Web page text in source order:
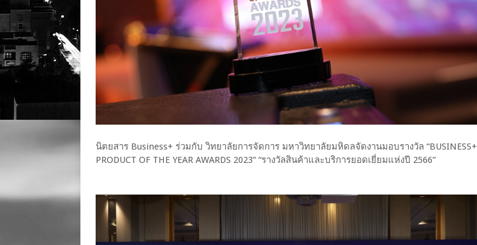
นิตยสาร Business+ ร่วมกับ วิทยาลัยการจัดการ มหาวิทยาลัยมหิดลจัดงานมอบรางวัล “BUSINESS+
PRODUCT OF THE YEAR AWARDS 2023” “รางวัลสินค้าและบริการยอดเยี่ยมแห่งปี 2566”